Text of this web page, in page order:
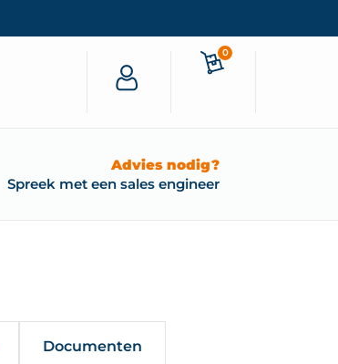
0
Advies nodig?
Spreek met een sales engineer
Documenten